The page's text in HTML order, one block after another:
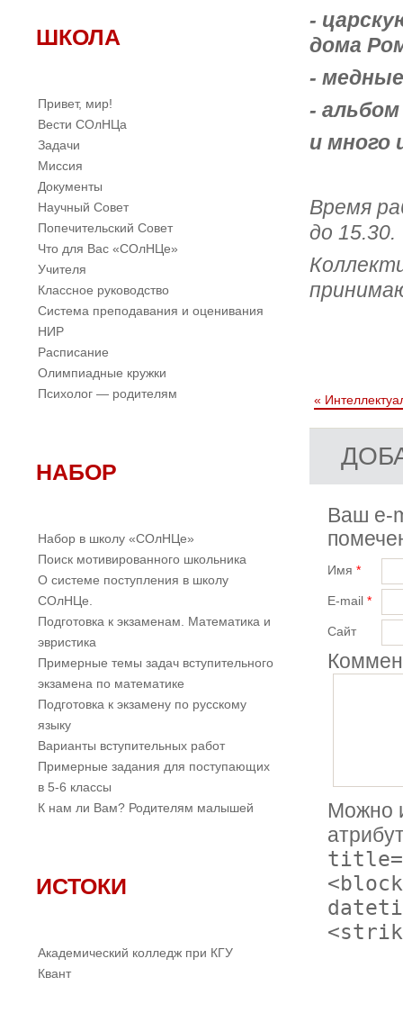
-
дома
- медные
-
и много
Время
до 15.30.
«
Ваш e-
Имя *
E-mail *
Сайт
Можно
ШКОЛА
Привет, мир!
Вести СОлНЦа
Задачи
Миссия
Документы
Научный Совет
Попечительский Совет
Что для Вас «СОлНЦе»
Учителя
Классное руководство
Система преподавания и оценивания
НИР
Расписание
Олимпиадные кружки
Психолог — родителям
НАБОР
Набор в школу «СОлНЦе»
Поиск мотивированного школьника
О системе поступления в школу
СОлНЦе.
Подготовка к экзаменам. Математика и
эвристика
Примерные темы задач вступительного
экзамена по математике
Подготовка к экзамену по русскому
языку
Варианты вступительных работ
Примерные задания для поступающих
в 5-6 классы
К нам ли Вам? Родителям малышей
ИСТОКИ
Академический колледж при КГУ
Квант